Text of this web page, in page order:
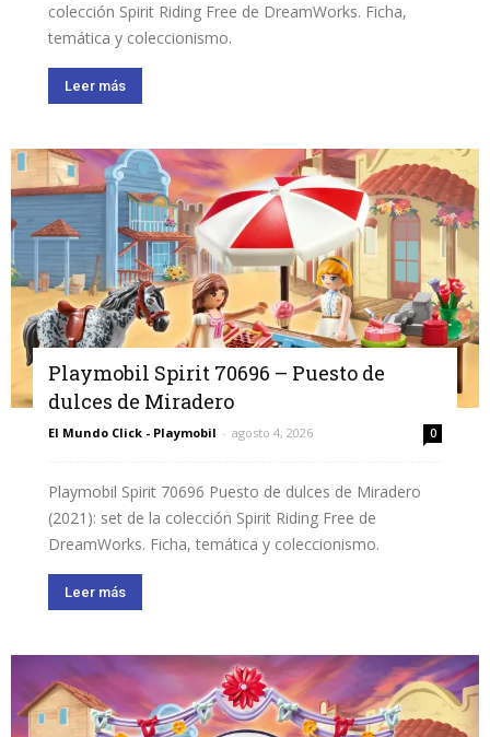
colección Spirit Riding Free de DreamWorks. Ficha,
temática y coleccionismo.
Leer más
Playmobil Spirit 70696 – Puesto de
dulces de Miradero
El Mundo Click - Playmobil - agosto 4, 2026 0
Playmobil Spirit 70696 Puesto de dulces de Miradero
(2021): set de la colección Spirit Riding Free de
DreamWorks. Ficha, temática y coleccionismo.
Leer más